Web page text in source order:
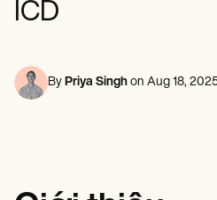
Chuyên gia sức khỏe tâm thần
Nhân viên xã hội
Nhà tâm lý học
Y tá
Insurance claims
Speech therapists
Life coaches
ICD
By Priya Singh on Aug 18,